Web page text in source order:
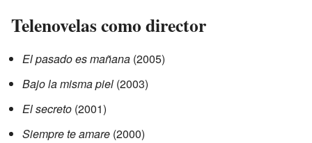
Telenovelas como director
El pasado es mañana (2005)
Bajo la misma piel (2003)
El secreto (2001)
Siempre te amare (2000)